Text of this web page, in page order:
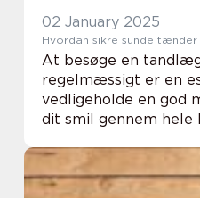
02 January 2025
Hvordan sikre sunde
At besøge en
regelmæssigt er en
vedligeholde en god
dit smil gennem hele
besøg hos tand...